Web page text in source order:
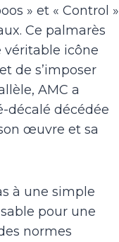
» et « Control »
Ce palmarès
icône
de s’imposer
AMC a
décalé décédée
œuvre et sa
à une simple
pour une
normes